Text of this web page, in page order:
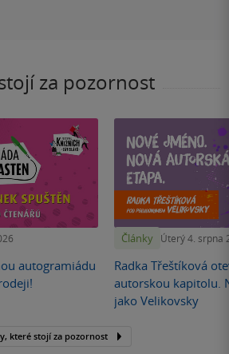
za pozornost
autogramiádu
Články Úterý 4. srpna
Radka Třeštíková
autorskou kapitolu.
jako Velikovsky
které stojí za pozornost